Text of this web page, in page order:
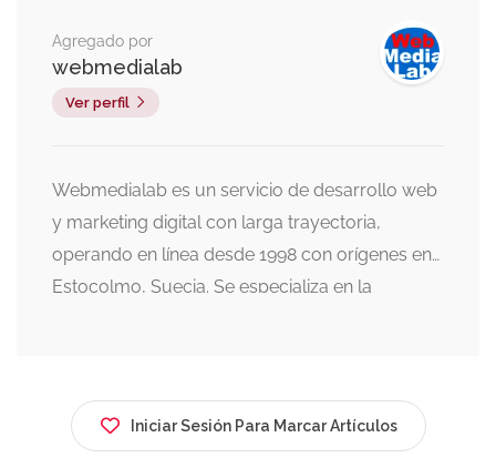
Agregado por
webmedialab
Ver perfil
Webmedialab es un servicio de desarrollo web
y marketing digital con larga trayectoria,
operando en línea desde 1998 con orígenes en
Estocolmo, Suecia. Se especializa en la
fenómeno WWW, destacando por crear el
primer periódico digital de Chile y una editorial
Iniciar Sesión Para Marcar Artículos